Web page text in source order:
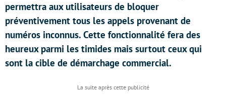
permettra aux utilisateurs de bloquer
préventivement tous les appels provenant de
numéros inconnus. Cette fonctionnalité fera des
heureux parmi les timides mais surtout ceux qui
sont la cible de démarchage commercial.